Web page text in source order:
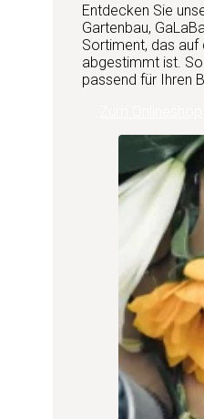
Entdecken Sie
Gartenbau,
Sortiment, das
abgestimmt ist.
passend für Ihren